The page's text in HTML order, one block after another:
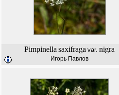
Pimpinella saxifraga var. nigra
Игорь Павлов